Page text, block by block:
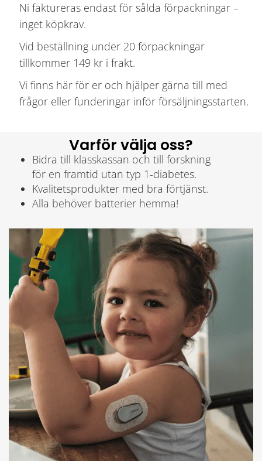
Ni faktureras endast för sålda förpackningar –
inget köpkrav.
Vid beställning under 20 förpackningar
tillkommer 149 kr i frakt.
Vi finns här för er och hjälper gärna till med
frågor eller funderingar inför försäljningsstarten.
Varför välja oss?
Bidra till klasskassan och till forskning
för en framtid utan typ 1-diabetes.
Kvalitetsprodukter med bra förtjänst.
Alla behöver batterier hemma!